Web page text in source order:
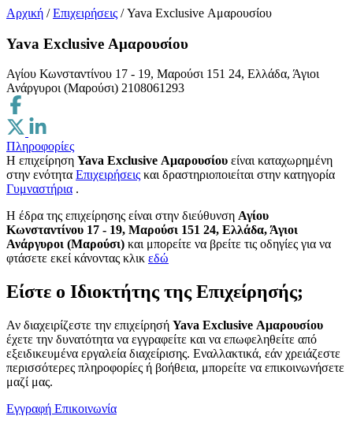
Αρχική / Επιχειρήσεις / Yava Exclusive Αμαρουσίου
Yava Exclusive Αμαρουσίου
Αγίου Κωνσταντίνου 17 - 19, Μαρούσι 151 24, Ελλάδα, Άγιοι
Ανάργυροι (Μαρούσι) 2108061293
Πληροφορίες
Η επιχείρηση Yava Exclusive Αμαρουσίου είναι καταχωρημένη
στην ενότητα Επιχειρήσεις και δραστηριοποιείται στην κατηγορία
Γυμναστήρια .
H έδρα της επιχείρησης είναι στην διεύθυνση Αγίου
Κωνσταντίνου 17 - 19, Μαρούσι 151 24, Ελλάδα, Άγιοι
Ανάργυροι (Μαρούσι) και μπορείτε να βρείτε τις οδηγίες για να
φτάσετε εκεί κάνοντας κλικ εδώ
Είστε ο Ιδιοκτήτης της Επιχείρησής;
Αν διαχειρίζεστε την επιχείρησή Yava Exclusive Αμαρουσίου
έχετε την δυνατότητα να εγγραφείτε και να επωφεληθείτε από
εξειδικευμένα εργαλεία διαχείρισης. Εναλλακτικά, εάν χρειάζεστε
περισσότερες πληροφορίες ή βοήθεια, μπορείτε να επικοινωνήσετε
μαζί μας.
Εγγραφή Επικοινωνία